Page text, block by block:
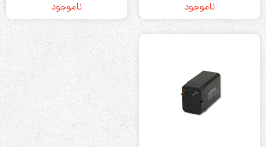
ناموجود ناموجود